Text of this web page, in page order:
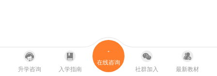
升学咨询 入学指南
在线咨询
社群加入
最新教材